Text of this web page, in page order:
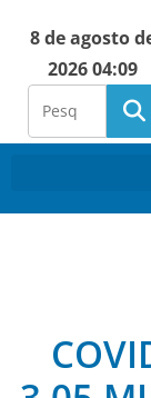
8 de agosto
2026 04:09